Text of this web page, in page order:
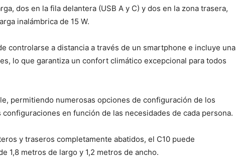
dos en la fila delantera (USB A y C) y dos en la zona trasera,
inalámbrica de 15 W.
controlarse a distancia a través de un smartphone e incluye una
lo que garantiza un confort climático excepcional para todos
permitiendo numerosas opciones de configuración de los
en función de las necesidades de cada persona.
y traseros completamente abatidos, el C10 puede
1,8 metros de largo y 1,2 metros de ancho.